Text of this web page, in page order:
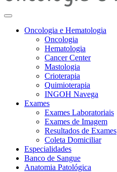
Oncologia e Hematologia
Oncologia
Hematologia
Cancer Center
Mastologia
Crioterapia
Quimioterapia
INGOH Navega
Exames
Exames Laboratoriais
Exames de Imagem
Resultados de Exames
Coleta Domiciliar
Especialidades
Banco de Sangue
Anatomia Patológica